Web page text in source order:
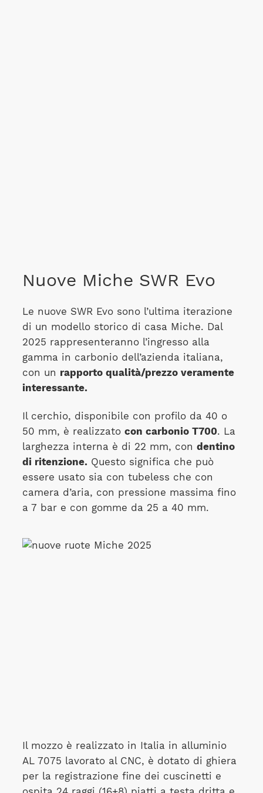
Nuove Miche SWR Evo
Le nuove SWR Evo sono l’ultima iterazione
di un modello storico di casa Miche. Dal
2025 rappresenteranno l’ingresso alla
gamma in carbonio dell’azienda italiana,
con un rapporto qualità/prezzo veramente
interessante.
Il cerchio, disponibile con profilo da 40 o
50 mm, è realizzato con carbonio T700. La
larghezza interna è di 22 mm, con dentino
di ritenzione.Questo significa che può
essere usato sia con tubeless che con
camera d’aria, con pressione massima fino
a 7 bar e con gomme da 25 a 40 mm.
Il mozzo è realizzato in Italia in alluminio
AL 7075 lavorato al CNC, è dotato di ghiera
per la registrazione fine dei cuscinetti e